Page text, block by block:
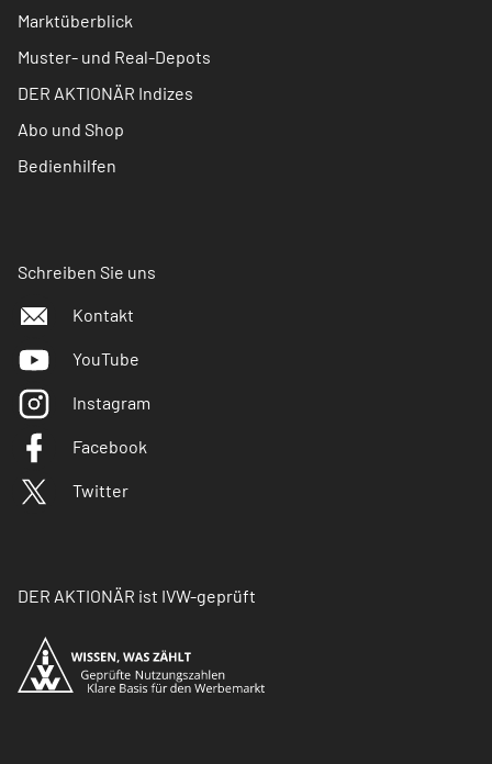
Marktüberblick
Muster- und Real-Depots
DER AKTIONÄR Indizes
Abo und Shop
Bedienhilfen
Schreiben Sie uns
Kontakt
YouTube
Instagram
Facebook
Twitter
DER AKTIONÄR ist IVW-geprüft